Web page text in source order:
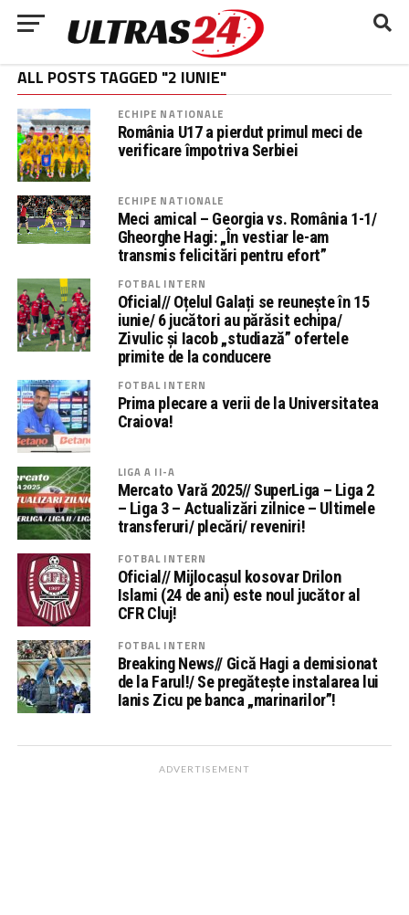
ALL POSTS TAGGED "2 IUNIE"
ECHIPE NATIONALE
România U17 a pierdut primul meci de
verificare împotriva Serbiei
ECHIPE NATIONALE
Meci amical – Georgia vs. România 1-1/
Gheorghe Hagi: „În vestiar le-am
transmis felicitări pentru efort”
FOTBAL INTERN
Oficial// Oțelul Galați se reunește în 15
iunie/ 6 jucători au părăsit echipa/
Zivulic și Iacob „studiază” ofertele
primite de la conducere
FOTBAL INTERN
Prima plecare a verii de la Universitatea
Craiova!
LIGA A II-A
Mercato Vară 2025// SuperLiga – Liga 2
– Liga 3 – Actualizări zilnice – Ultimele
transferuri/ plecări/ reveniri!
FOTBAL INTERN
Oficial// Mijlocașul kosovar Drilon
Islami (24 de ani) este noul jucător al
CFR Cluj!
FOTBAL INTERN
Breaking News// Gică Hagi a demisionat
de la Farul!/ Se pregătește instalarea lui
Ianis Zicu pe banca „marinarilor”!
ADVERTISEMENT